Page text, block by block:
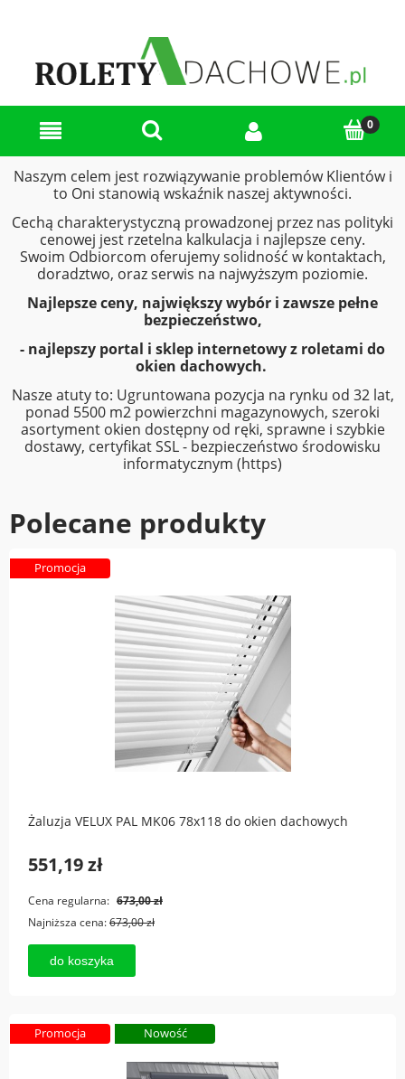
Naszym celem jest rozwiązywanie problemów Klientów i
to Oni stanowią wskaźnik naszej aktywności.
Cechą charakterystyczną prowadzonej przez nas polityki
cenowej jest rzetelna kalkulacja i najlepsze ceny.
Swoim Odbiorcom oferujemy solidność w kontaktach,
doradztwo, oraz serwis na najwyższym poziomie.
Najlepsze ceny, największy wybór i zawsze pełne
bezpieczeństwo,
- najlepszy portal i sklep internetowy z roletami do
okien dachowych.
Nasze atuty to: Ugruntowana pozycja na rynku od 32 lat,
ponad 5500 m2 powierzchni magazynowych, szeroki
asortyment okien dostępny od ręki, sprawne i szybkie
dostawy, certyfikat SSL - bezpieczeństwo środowisku
informatycznym (https)
Polecane produkty
Żaluzja VELUX PAL MK06 78x118 do okien dachowych
551,19 zł
Cena regularna: 673,00 zł
Najniższa cena:673,00 zł
do koszyka
Promocja
Promocja Nowość